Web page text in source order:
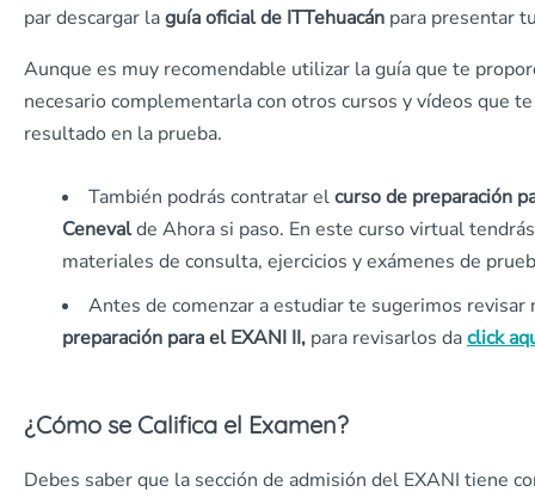
par descargar laguía oficial de ITTehuacán para presentar
Aunque es muy recomendable utilizar la guía que te
necesario complementarla con otros cursos y vídeos que
resultado en la prueba.
También podrás contratar elcurso de preparación
Cenevalde Ahora si paso. En este curso virtual
materiales de consulta, ejercicios y exámenes de
Antes de comenzar a estudiar te sugerimos
preparación para el EXANI II, para revisarlos daclick
¿Cómo se Califica el Examen?
Debes saber que la sección de admisión del EXANI tiene